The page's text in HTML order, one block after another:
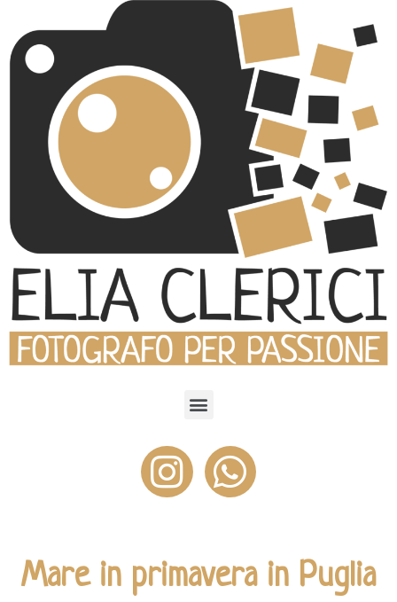
Mare in primavera in Puglia